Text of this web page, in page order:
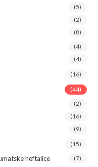
(5)
(2)
(8)
(4)
(4)
(16)
(44)
(2)
(16)
(9)
(15)
heftalice (7)